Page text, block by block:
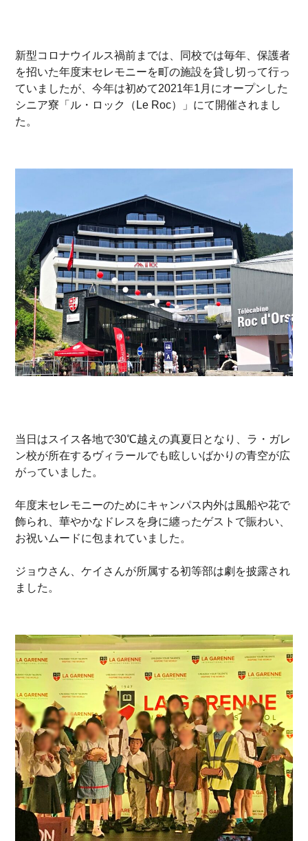
新型コロナウイルス禍前までは、同校では毎年、保護者
を招いた年度末セレモニーを町の施設を貸し切って行っ
ていましたが、今年は初めて2021年1月にオープンした
シニア寮「ル・ロック（Le Roc）」にて開催されまし
た。
当日はスイス各地で30℃越えの真夏日となり、ラ・ガレ
ン校が所在するヴィラールでも眩しいばかりの青空が広
がっていました。
年度末セレモニーのためにキャンパス内外は風船や花で
飾られ、華やかなドレスを身に纏ったゲストで賑わい、
お祝いムードに包まれていました。
ジョウさん、ケイさんが所属する初等部は劇を披露され
ました。